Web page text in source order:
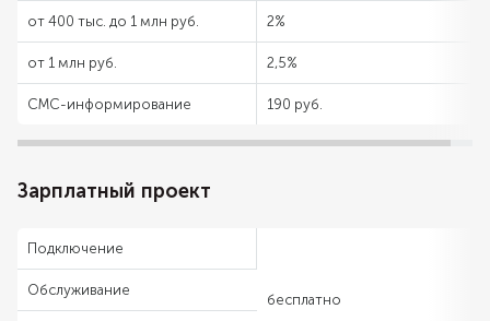
от 400 тыс. до 1 млн руб. 2%
от 1 млн руб. 2,5%
СМС-информирование 190 руб.
Зарплатный проект
Подключение
бесплатно
Обслуживание